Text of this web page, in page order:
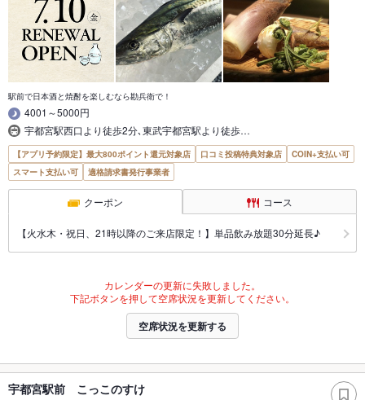
駅前で日本酒と焼酎を楽しむなら勘兵衛で！
4001～5000円
宇都宮駅西口より徒歩2分､東武宇都宮駅より徒歩…
【アプリ予約限定】最大800ポイント還元対象店 口コミ投稿特典対象店
COIN+支払い可
スマート支払い可
適格請求書発行事業者
クーポン コース
【火水木・祝日、21時以降のご来店限定！】単品飲み放題30分延長♪
カレンダーの更新に失敗しました。
下記ボタンを押して空席状況を更新してください。
空席状況を更新する
宇都宮駅前 こっこのすけ